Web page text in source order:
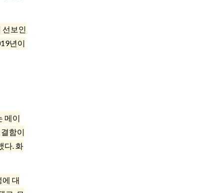
선보인
년이
메이
함이
다. 화
대